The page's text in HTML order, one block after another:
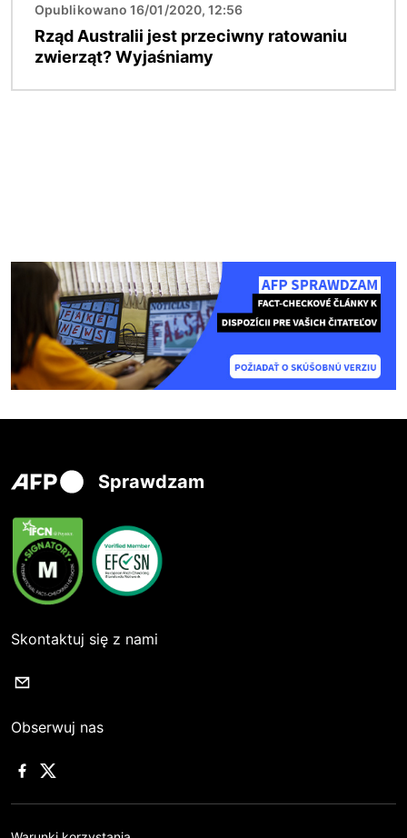
Opublikowano 16/01/2020, 12:56
Rząd Australii jest przeciwny ratowaniu
zwierząt? Wyjaśniamy
Sprawdzam
Skontaktuj się z nami
Obserwuj nas